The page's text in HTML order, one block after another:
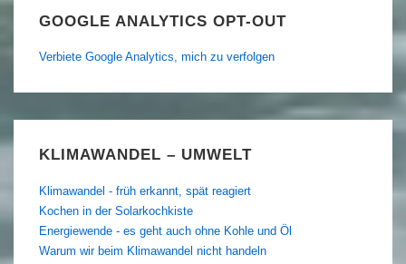
GOOGLE ANALYTICS OPT-OUT
Verbiete Google Analytics, mich zu verfolgen
KLIMAWANDEL – UMWELT
Klimawandel - früh erkannt, spät reagiert
Kochen in der Solarkochkiste
Energiewende - es geht auch ohne Kohle und Öl
Warum wir beim Klimawandel nicht handeln